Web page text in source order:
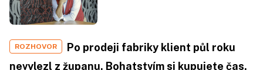
ROZHOVOR
Po prodeji fabriky klient půl roku
nevylezl z županu. Bohatstvím si kupujete čas.